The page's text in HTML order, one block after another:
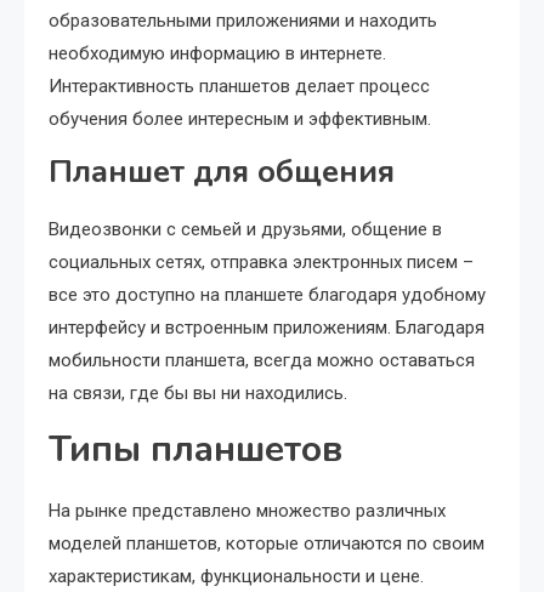
образовательными приложениями и находить
необходимую информацию в интернете.
Интерактивность планшетов делает процесс
обучения более интересным и эффективным.
Планшет для общения
Видеозвонки с семьей и друзьями, общение в
социальных сетях, отправка электронных писем –
все это доступно на планшете благодаря удобному
интерфейсу и встроенным приложениям. Благодаря
мобильности планшета, всегда можно оставаться
на связи, где бы вы ни находились.
Типы планшетов
На рынке представлено множество различных
моделей планшетов, которые отличаются по своим
характеристикам, функциональности и цене.